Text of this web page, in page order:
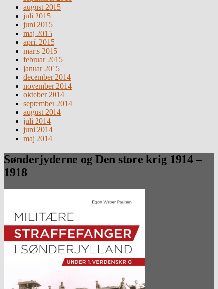
august 2015
juli 2015
juni 2015
maj 2015
april 2015
marts 2015
februar 2015
januar 2015
december 2014
november 2014
oktober 2014
september 2014
august 2014
juli 2014
juni 2014
maj 2014
Sønderjyderne og Den store krig 1914 –
1918